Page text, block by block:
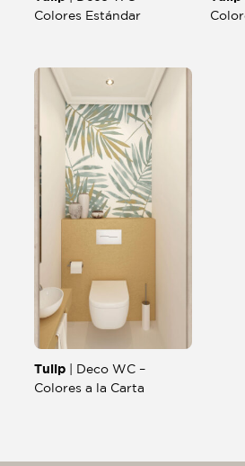
Colores Estándar
Tulip| Deco WC –
Colores a la Carta